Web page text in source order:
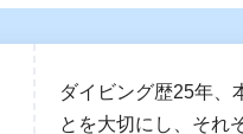
ダイビング歴25年、
とを大切にし、それ